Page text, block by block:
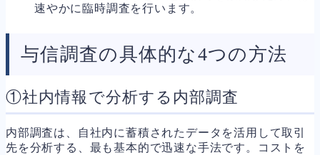
速やかに臨時調査を行います。
与信調査の具体的な4つの方法
①社内情報で分析する内部調査
内部調査は、自社内に蓄積されたデータを活用して取引
先を分析する、最も基本的で迅速な手法です。コストを